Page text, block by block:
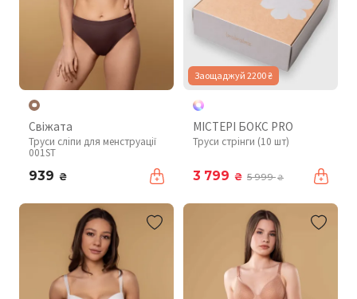
Свіжата
Труси сліпи для менструації
001ST
939 ₴
Заощаджуй 2200 ₴
МІСТЕРІ БОКС PRO
Труси стрінги (10 шт)
3 799 ₴ 5 999₴